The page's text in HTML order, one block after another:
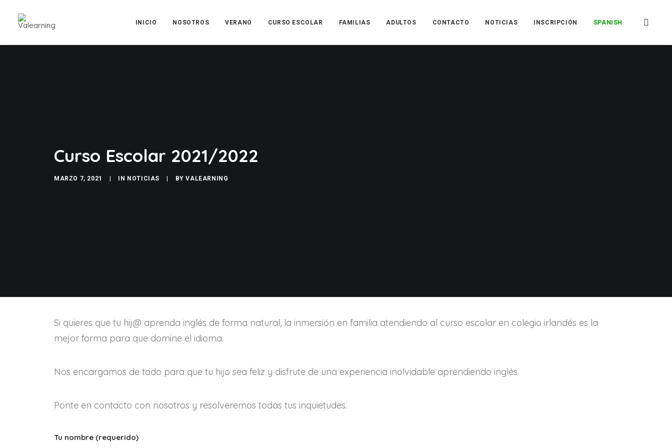
INICIO NOSOTROS VERANO CURSO ESCOLAR FAMILIAS ADULTOS CONTACTO NOTICIAS INSCRIPCIÓN SPANISH
Curso Escolar 2021/2022
MARZO 7, 2021 IN NOTICIAS BYVALEARNING
Si quieres que tu hij@ aprenda inglés de forma natural, la inmersión en familia atendiendo al curso escolar en colegio irlandés es la
mejor forma para que domine el idioma.
Nos encargamos de todo para que tu hijo sea feliz y disfrute de una experiencia inolvidable aprendiendo inglés.
Ponte en contacto con nosotros y resolveremos todas tus inquietudes.
Tu nombre (requerido)